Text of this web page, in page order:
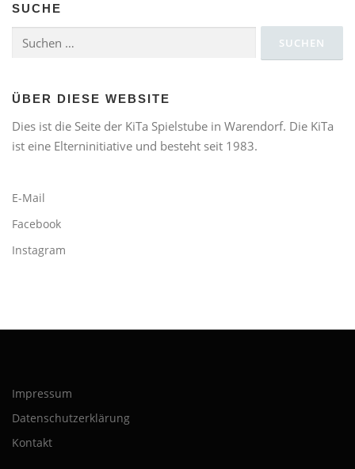
SUCHE
Suchen
ÜBER DIESE WEBSITE
Dies ist die Seite der KiTa Spielstube in Warendorf. Die KiTa
ist eine Elterninitiative und besteht seit 1983.
E-Mail
Facebook
Instagram
Impressum
Datenschutzerklärung
Kontakt